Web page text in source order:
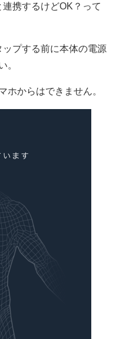
携するけどOK？って
プする前に本体の電源
。
ホからはできません。